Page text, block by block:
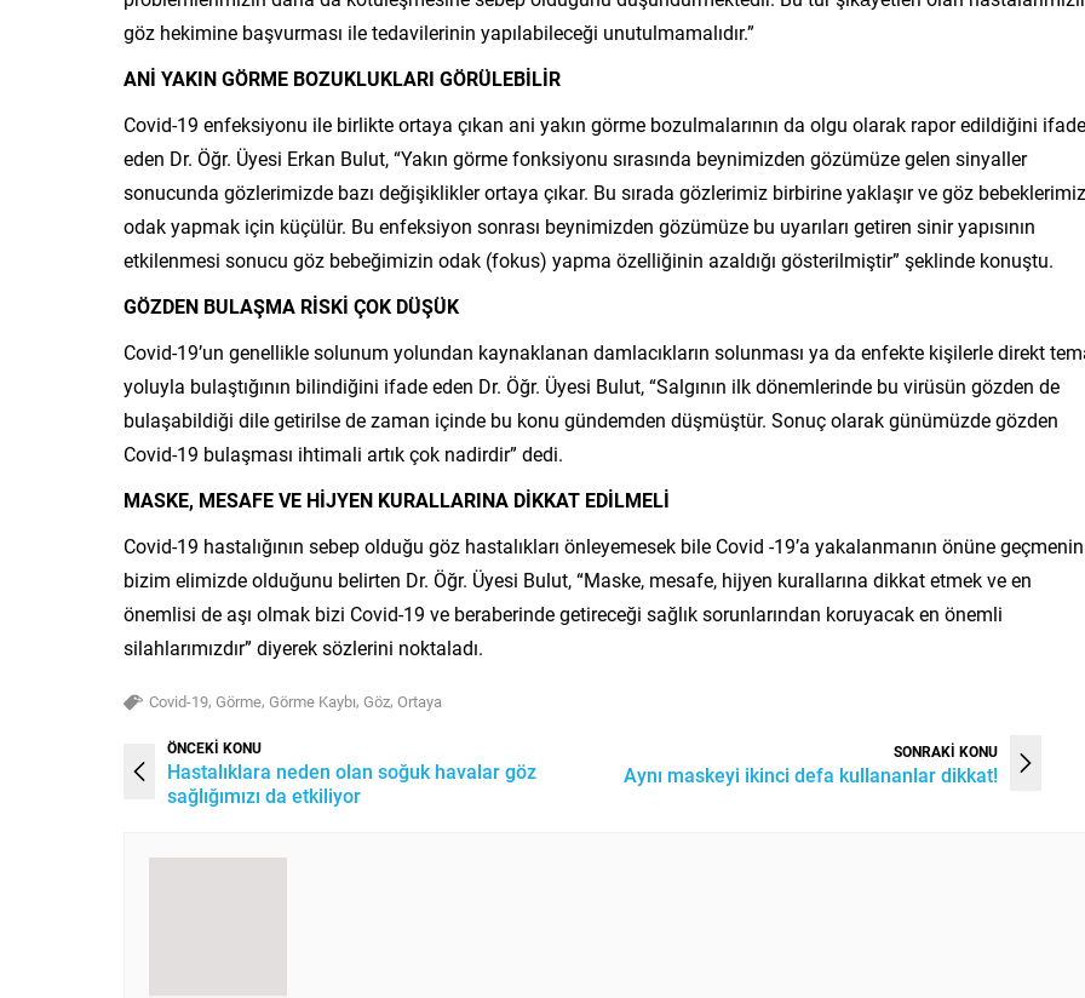
göz hekimine başvurması ile tedavilerinin yapılabileceği unutulmamalıdır.”
ANİ YAKIN GÖRME BOZUKLUKLARI GÖRÜLEBİLİR
Covid-19 enfeksiyonu ile birlikte ortaya çıkan ani yakın görme bozulmalarının da olgu olarak rapor edildiğini ifade
eden Dr. Öğr. Üyesi Erkan Bulut, “Yakın görme fonksiyonu sırasında beynimizden gözümüze gelen sinyaller
sonucunda gözlerimizde bazı değişiklikler ortaya çıkar. Bu sırada gözlerimiz birbirine yaklaşır ve göz bebeklerimiz
odak yapmak için küçülür. Bu enfeksiyon sonrası beynimizden gözümüze bu uyarıları getiren sinir yapısının
etkilenmesi sonucu göz bebeğimizin odak (fokus) yapma özelliğinin azaldığı gösterilmiştir” şeklinde konuştu.
GÖZDEN BULAŞMA RİSKİ ÇOK DÜŞÜK
Covid-19’un genellikle solunum yolundan kaynaklanan damlacıkların solunması ya da enfekte kişilerle direkt
yoluyla bulaştığının bilindiğini ifade eden Dr. Öğr. Üyesi Bulut, “Salgının ilk dönemlerinde bu virüsün gözden de
bulaşabildiği dile getirilse de zaman içinde bu konu gündemden düşmüştür. Sonuç olarak günümüzde gözden
Covid-19 bulaşması ihtimali artık çok nadirdir” dedi.
MASKE, MESAFE VE HİJYEN KURALLARINA DİKKAT EDİLMELİ
Covid-19 hastalığının sebep olduğu göz hastalıkları önleyemesek bile Covid -19’a yakalanmanın önüne geçmenin
bizim elimizde olduğunu belirten Dr. Öğr. Üyesi Bulut, “Maske, mesafe, hijyen kurallarına dikkat etmek ve en
önemlisi de aşı olmak bizi Covid-19 ve beraberinde getireceği sağlık sorunlarından koruyacak en önemli
silahlarımızdır” diyerek sözlerini noktaladı.
Covid-19, Görme, Görme Kaybı, Göz, Ortaya
ÖNCEKİ KONU
Hastalıklara neden olan soğuk havalar göz
sağlığımızı da etkiliyor
SONRAKİ KONU
Aynı maskeyi ikinci defa kullananlar dikkat!